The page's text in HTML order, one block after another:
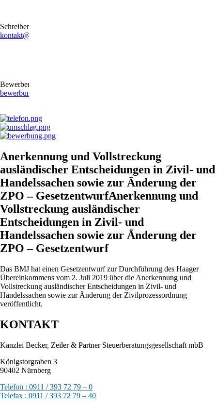
Schreiben Sie uns gerne eine E-Mail
kontakt@stb-becker-zeiler.de
Bewerben Sie sich online oder per E-Mail
bewerbung@stb-becker-zeiler.de
Anerkennung und Vollstreckung
ausländischer Entscheidungen in Zivil- und
Handelssachen sowie zur Änderung der
ZPO – GesetzentwurfAnerkennung und
Vollstreckung ausländischer
Entscheidungen in Zivil- und
Handelssachen sowie zur Änderung der
ZPO – Gesetzentwurf
Das BMJ hat einen Gesetzentwurf zur Durchführung des Haager
Übereinkommens vom 2. Juli 2019 über die Anerkennung und
Vollstreckung ausländischer Entscheidungen in Zivil- und
Handelssachen sowie zur Änderung der Zivilprozessordnung
veröffentlicht.
KONTAKT
Kanzlei Becker, Zeiler & Partner Steuerberatungsgesellschaft mbB
Königstorgraben 3
90402 Nürnberg
Telefon : 0911 / 393 72 79 – 0
Telefax : 0911 / 393 72 79 – 40